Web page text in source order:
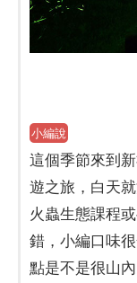
小編說
這個季節來到
遊之旅，白天
火蟲生態課程
錯，小編口味
點是不是很山